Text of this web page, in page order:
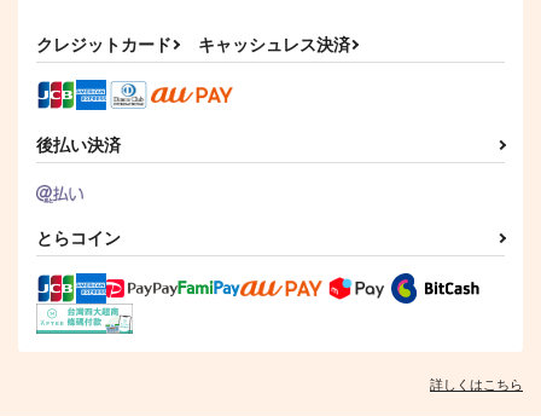
クレジットカード キャッシュレス決済
後払い決済
とらコイン
詳しくはこちら